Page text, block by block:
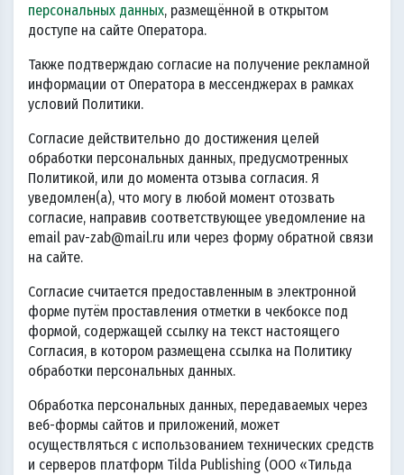
персональных данных, размещённой в открытом
доступе на сайте Оператора.
Также подтверждаю согласие на получение рекламной
информации от Оператора в мессенджерах в рамках
условий Политики.
Согласие действительно до достижения целей
обработки персональных данных, предусмотренных
Политикой, или до момента отзыва согласия. Я
уведомлен(а), что могу в любой момент отозвать
согласие, направив соответствующее уведомление на
email pav-zab@mail.ru или через форму обратной связи
на сайте.
Согласие считается предоставленным в электронной
форме путём проставления отметки в чекбоксе под
формой, содержащей ссылку на текст настоящего
Согласия, в котором размещена ссылка на Политику
обработки персональных данных.
Обработка персональных данных, передаваемых через
веб-формы сайтов и приложений, может
осуществляться с использованием технических средств
и серверов платформ Tilda Publishing (ООО «Тильда